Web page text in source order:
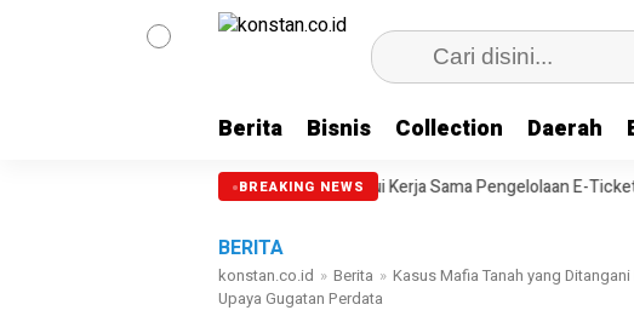
Berita Bisnis Collection Daerah
BREAKING NEWS
DPRD Setujui Kerja Sama Pengelolaan E-Ticketing Ro-Ro Air
BERITA
konstan.co.id » Berita » Kasus Mafia Tanah yang
Upaya Gugatan Perdata